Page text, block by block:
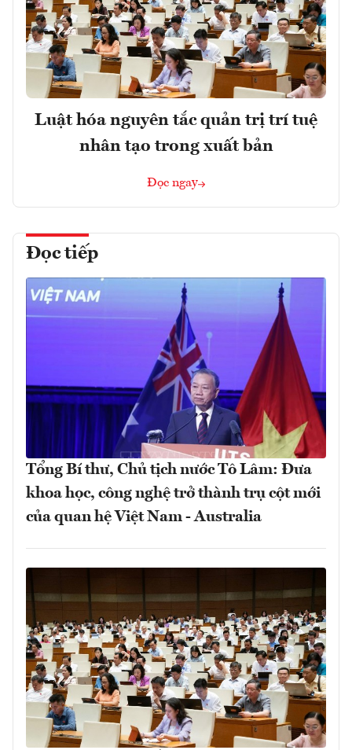
Luật hóa nguyên tắc quản trị trí tuệ
nhân tạo trong xuất bản
Đọc ngay
Đọc tiếp
Tổng Bí thư, Chủ tịch nước Tô Lâm: Đưa
khoa học, công nghệ trở thành trụ cột mới
của quan hệ Việt Nam - Australia